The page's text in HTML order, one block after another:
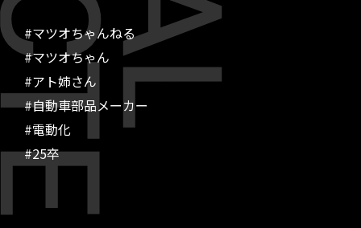
#マツオちゃんねる
#マツオちゃん
#アト姉さん
#自動車部品メーカー
#電動化
#25卒